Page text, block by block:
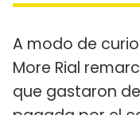
A modo de
More Rial
que gastaron